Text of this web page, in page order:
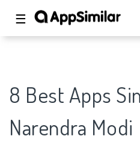
☰
8 Best Apps
Narendra